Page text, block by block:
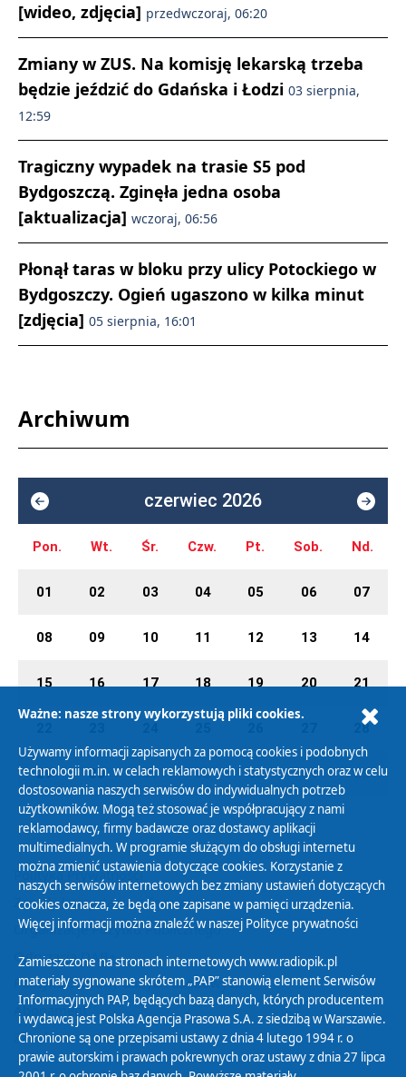
[wideo, zdjęcia] przedwczoraj, 06:20
Zmiany w ZUS. Na komisję lekarską trzeba
będzie jeździć do Gdańska i Łodzi 03 sierpnia,
12:59
Tragiczny wypadek na trasie S5 pod
Bydgoszczą. Zginęła jedna osoba
[aktualizacja] wczoraj, 06:56
Płonął taras w bloku przy ulicy Potockiego w
Bydgoszczy. Ogień ugaszono w kilka minut
[zdjęcia] 05 sierpnia, 16:01
Archiwum
czerwiec 2026
Pon. Wt. Śr. Czw. Pt. Sob. Nd.
01 02 03 04 05 06 07
08 09 10 11 12 13 14
15 16 17 18 19 20 21
28
29 30 01 02 03 04 05
Polityka Prywatności
Zasady korzystania z Serwisu
Organizacje Pożytku Publicznego
Cyfryzacja DAB+
Polityka ochrony danych osobowych
Abonament
Zamówienia publiczne
Ważne: nasze strony wykorzystują pliki cookies.
Używamy informacji zapisanych za pomocą cookies i podobnych
technologii m.in. w celach reklamowych i statystycznych oraz w celu
dostosowania naszych serwisów do indywidualnych potrzeb
użytkowników. Mogą też stosować je współpracujący z nami
reklamodawcy, firmy badawcze oraz dostawcy aplikacji
multimedialnych. W programie służącym do obsługi internetu
można zmienić ustawienia dotyczące cookies. Korzystanie z
naszych serwisów internetowych bez zmiany ustawień dotyczących
cookies oznacza, że będą one zapisane w pamięci urządzenia.
Więcej informacji można znaleźć w naszej Polityce prywatności
Zamieszczone na stronach internetowych www.radiopik.pl
materiały sygnowane skrótem „PAP” stanowią element Serwisów
Informacyjnych PAP, będących bazą danych, których producentem
i wydawcą jest Polska Agencja Prasowa S.A. z siedzibą w Warszawie.
Chronione są one przepisami ustawy z dnia 4 lutego 1994 r. o
prawie autorskim i prawach pokrewnych oraz ustawy z dnia 27 lipca